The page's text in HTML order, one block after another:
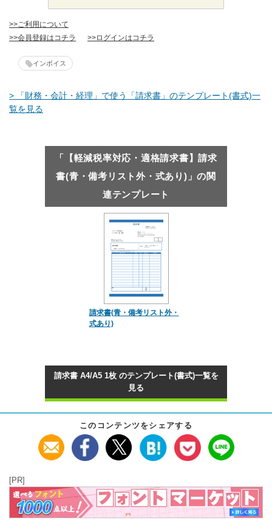
>>ご利用について
>>会員登録はコチラ
>>ログインはコチラ
インボイス
> 「財務・会計・経理」で使う「請求書」のテンプレート(書式)一
覧を見る
「【軽減税率対応・適格請求書】請求
書(青・備考リスト外・式あり)」の関
連テンプレート
請求書(青・備考リスト外・
式あり)
請求書 A4/A5 1枚 のテンプレート(書式)一覧を
見る
このコンテンツをシェアする
[PR]